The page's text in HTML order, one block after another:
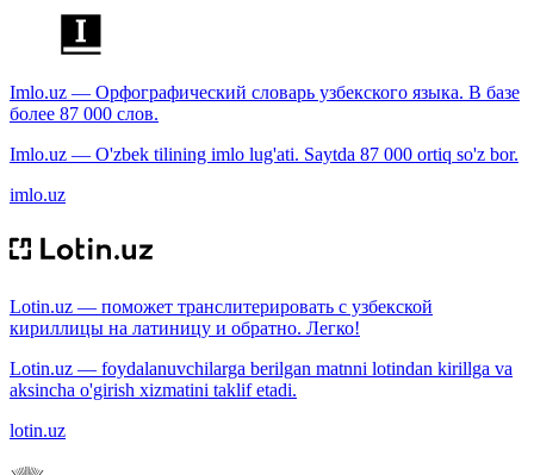
Imlo.uz — Орфографический словарь узбекского языка. В базе
более 87 000 слов.
Imlo.uz — O'zbek tilining imlo lug'ati. Saytda 87 000 ortiq so'z bor.
imlo.uz
Lotin.uz — поможет транслитерировать с узбекской
кириллицы на латиницу и обратно. Легко!
Lotin.uz — foydalanuvchilarga berilgan matnni lotindan kirillga va
aksincha o'girish xizmatini taklif etadi.
lotin.uz